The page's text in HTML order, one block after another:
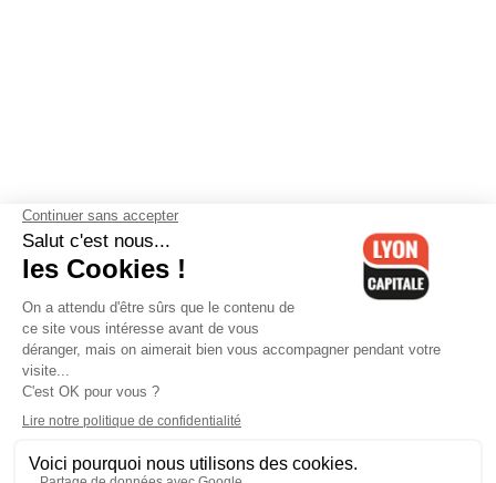
Contactez-nous-Mentions légales-CGV-Politique de